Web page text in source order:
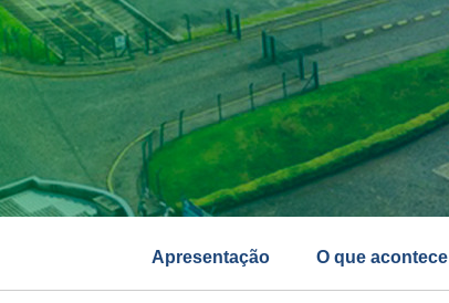
Apresentação O que acontece